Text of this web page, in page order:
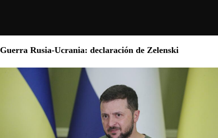
Guerra Rusia-Ucrania: declaración de Zelenski